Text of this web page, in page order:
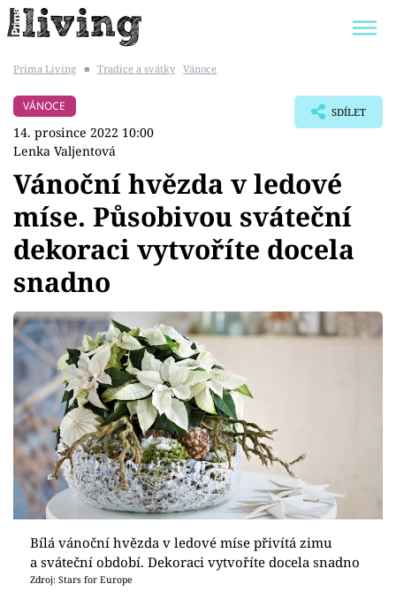
BYDLENÍ SLAVNÝCH
Témata
Bydlení
Zahrada
Design
Sledujte prima+
Přihlášení
Sledujte nás
Prima Living ■ Tradice a svátky Vánoce
VÁNOCE
14. prosince 2022 10:00
Lenka Valjentová
SDÍLET
Vánoční hvězda v ledové
míse. Působivou sváteční
dekoraci vytvoříte docela
snadno
Bílá vánoční hvězda v ledové míse přivítá zimu
a sváteční období. Dekoraci vytvoříte docela snadno
Zdroj: Stars for Europe